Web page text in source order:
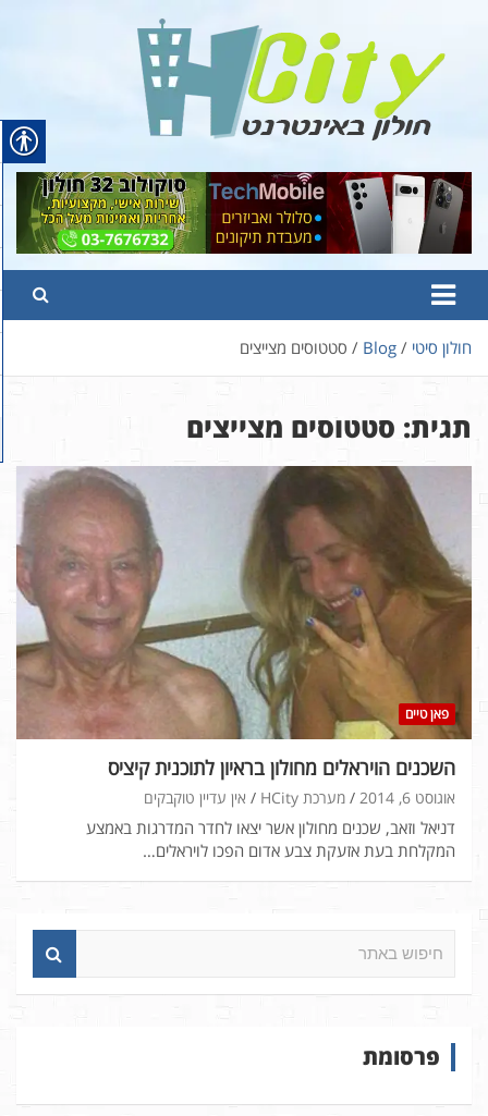
content
Hcity – חולון באינטרנט
פורטל החדשות והמידע של חולון
חולון סיטי Blog סטטוסים מצייצים
תגית: סטטוסים מצייצים
פאן טיים
השכנים הויראלים מחולון בראיון לתוכנית קיציס
אוגוסט 6, 2014 מערכת HCity אין עדיין טוקבקים
דניאל וזאב, שכנים מחולון אשר יצאו לחדר המדרגות באמצע
המקלחת בעת אזעקת צבע אדום הפכו לויראלים…
א
ת
פרסומת